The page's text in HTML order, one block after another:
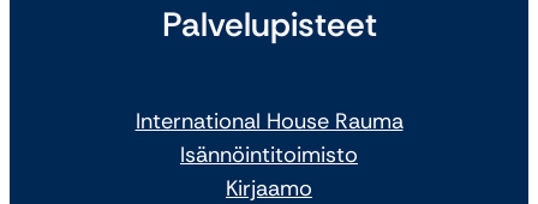
Palvelupisteet
International House Rauma
Isännöintitoimisto
Kirjaamo